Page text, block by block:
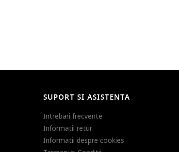
SUPORT SI ASISTENTA
Intrebari frecvente
Informatii retur
Informatii despre cookies